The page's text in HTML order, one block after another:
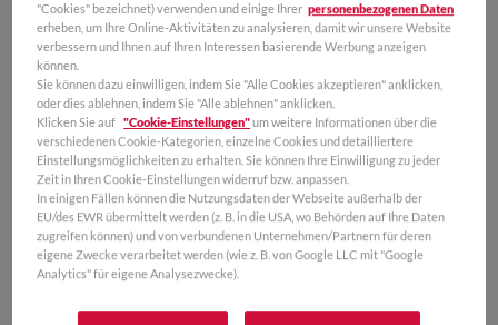
KAUFEN
0,36 L
"Cookies" bezeichnet) verwenden und einige Ihrer personenbezogenen Daten
erheben, um Ihre Online-Aktivitäten zu analysieren, damit wir unsere Website
verbessern und Ihnen auf Ihren Interessen basierende Werbung anzeigen
können.
Sie können dazu einwilligen, indem Sie "Alle Cookies akzeptieren" anklicken,
oder dies ablehnen, indem Sie "Alle ablehnen" anklicken.
Klicken Sie auf "Cookie-Einstellungen"um weitere Informationen über die
verschiedenen Cookie-Kategorien, einzelne Cookies und detailliertere
Einstellungsmöglichkeiten zu erhalten. Sie können Ihre Einwilligung zu jeder
Zeit in Ihren Cookie-Einstellungen widerruf bzw. anpassen.
In einigen Fällen können die Nutzungsdaten der Webseite außerhalb der
EU/des EWR übermittelt werden (z. B. in die USA, wo Behörden auf Ihre Daten
zugreifen können) und von verbundenen Unternehmen/Partnern für deren
eigene Zwecke verarbeitet werden (wie z. B. von Google LLC mit "Google
Analytics" für eigene Analysezwecke).